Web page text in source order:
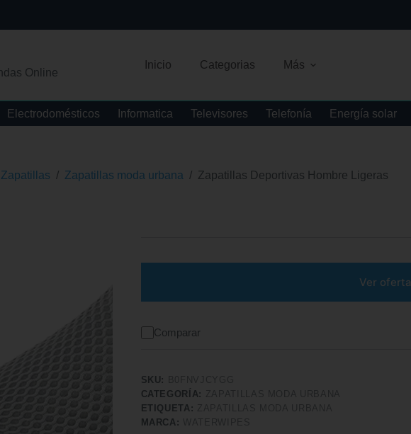
Online
Inicio Categorias Más
Electrodomésticos Informatica Televisores Telefonía Energía solar
Zapatillas / Zapatillas moda urbana / Zapatillas Deportivas Hombre Ligeras
Ver oferta
Comparar
SKU:
CATEGORÍA:
ETIQUETA:
MARCA: